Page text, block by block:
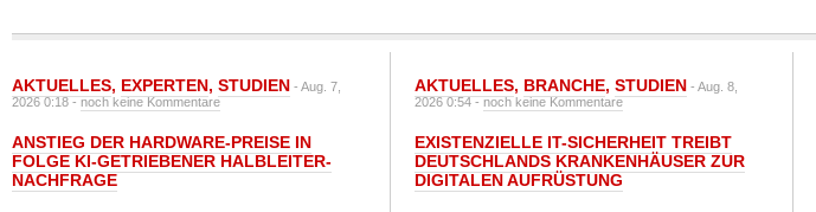
AKTUELLES, EXPERTEN, STUDIEN - Aug. 7,
2026 0:18 -noch keine Kommentare
ANSTIEG DER HARDWARE-PREISE IN
FOLGE KI-GETRIEBENER HALBLEITER-
NACHFRAGE
AKTUELLES, BRANCHE, STUDIEN - Aug. 8,
2026 0:54 -noch keine Kommentare
EXISTENZIELLE IT-SICHERHEIT TREIBT
DEUTSCHLANDS KRANKENHÄUSER ZUR
DIGITALEN AUFRÜSTUNG